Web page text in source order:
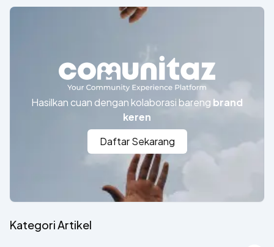
Hasilkan cuan dengan kolaborasi bareng brand
keren
Daftar Sekarang
Kategori Artikel